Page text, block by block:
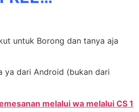
untuk Borong dan tanya aja
ya dari Android (bukan dari
melalui wa melalui CS 1